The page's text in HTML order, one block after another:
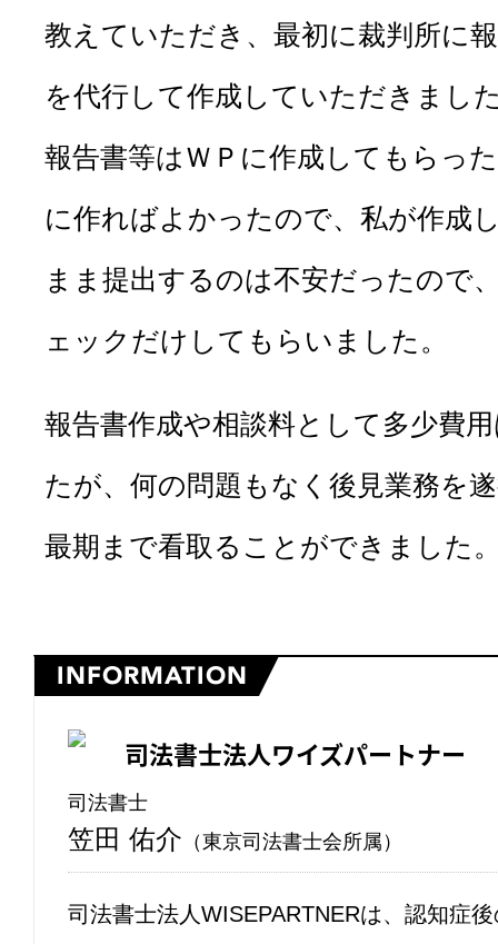
教えていただき、最初に裁判所に
を代行して作成していただきまし
報告書等はＷＰに作成してもらっ
に作ればよかったので、私が作成
まま提出するのは不安だったので
ェックだけしてもらいました。
報告書作成や相談料として多少費
たが、何の問題もなく後見業務を
最期まで看取ることができました
INFORMATION
司法書士法人ワイズパートナー
司法書士
笠田 佑介 （東京司法書士会所属）
司法書士法人WISEPARTNERは、認知症